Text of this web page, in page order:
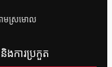
ាមស្រមោល
ងការប្រកួត